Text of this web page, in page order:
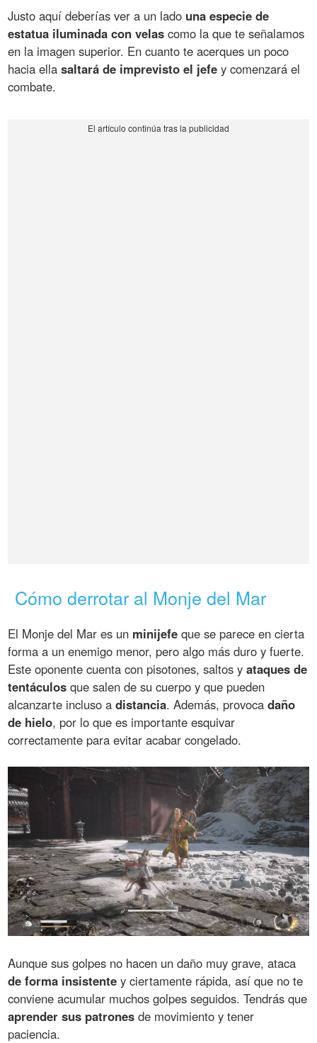
Justo aquí deberías ver a un lado una especie de
estatua iluminada con velas como la que te señalamos
en la imagen superior. En cuanto te acerques un poco
hacia ellasaltará de imprevisto el jefe y comenzará el
combate.
Cómo derrotar al Monje del Mar
El Monje del Mar es un minijefe que se parece en cierta
forma a un enemigo menor, pero algo más duro y fuerte.
Este oponente cuenta con pisotones, saltos yataques de
tentáculos que salen de su cuerpo y que pueden
alcanzarte incluso adistancia. Además, provocadaño
de hielo, por lo que es importante esquivar
correctamente para evitar acabar congelado.
Aunque sus golpes no hacen un daño muy grave, ataca
de forma insistente y ciertamente rápida, así que no te
conviene acumular muchos golpes seguidos. Tendrás que
aprender sus patrones de movimiento y tener
paciencia.